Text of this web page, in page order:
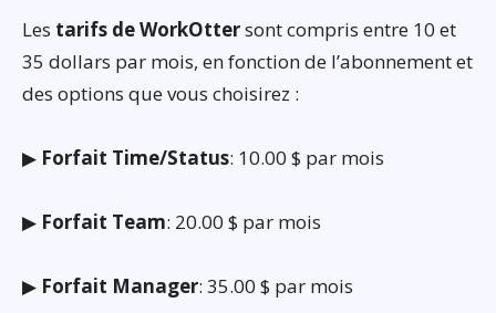
Les tarifs de WorkOttersont compris entre 10 et
35 dollars par mois, en fonction de l’abonnement et
des options que vous choisirez :
▶ Forfait Time/Status: 10.00 $ par mois
▶ Forfait Team: 20.00 $ par mois
▶ Forfait Manager: 35.00 $ par mois